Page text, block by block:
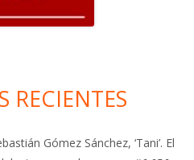
RECIENTES
Gómez Sánchez, ‘Tani’. El